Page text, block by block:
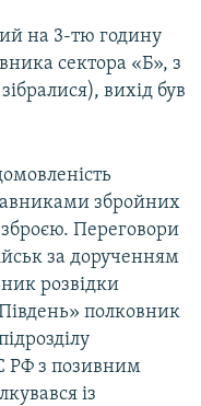
на 3-тю годину
сектора «Б», з
вихід був
збройних
Переговори
за дорученням
розвідки
полковник
РФ з позивним
із